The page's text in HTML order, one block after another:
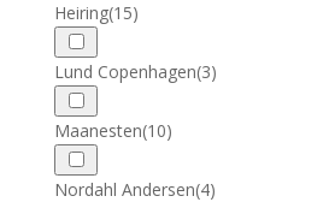
Heiring(15)
Lund Copenhagen(3)
Maanesten(10)
Nordahl Andersen(4)